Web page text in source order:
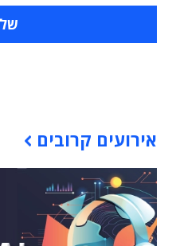
אירועים קרובים